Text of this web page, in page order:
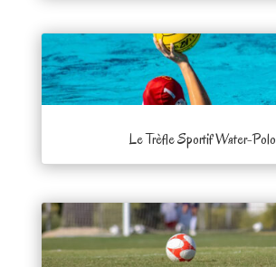
Le Trèfle Sportif Water-Polo